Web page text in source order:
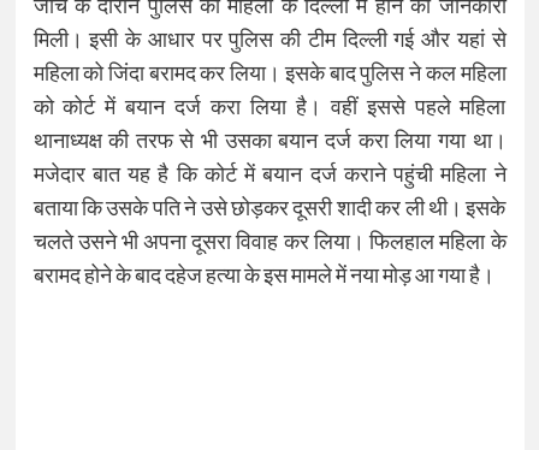
जांच के दौरान पुलिस को महिला के दिल्ली में होने की जानकारी
मिली। इसी के आधार पर पुलिस की टीम दिल्ली गई और यहां से
महिला को जिंदा बरामद कर लिया। इसके बाद पुलिस ने कल महिला
को कोर्ट में बयान दर्ज करा लिया है। वहीं इससे पहले महिला
थानाध्यक्ष की तरफ से भी उसका बयान दर्ज करा लिया गया था।
मजेदार बात यह है कि कोर्ट में बयान दर्ज कराने पहुंची महिला ने
बताया कि उसके पति ने उसे छोड़कर दूसरी शादी कर ली थी। इसके
चलते उसने भी अपना दूसरा विवाह कर लिया। फिलहाल महिला के
बरामद होने के बाद दहेज हत्या के इस मामले में नया मोड़ आ गया है।